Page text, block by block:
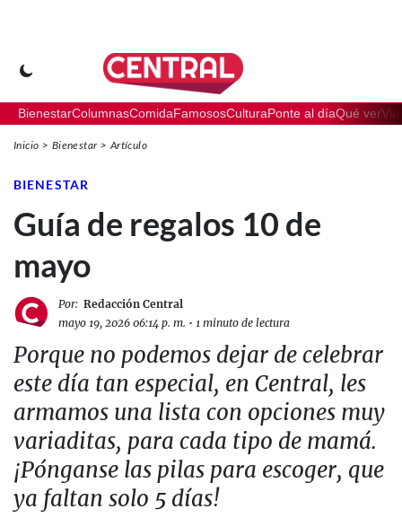
BienestarColumnasComidaFamososCulturaPonte al díaQué ver
Inicio Bienestar Artículo
BIENESTAR
Guía de regalos 10 de
mayo
Por: Redacción Central
mayo 19, 2026 06:14 p. m. • 1 minuto de lectura
Porque no podemos dejar de celebrar
este día tan especial, en Central, les
armamos una lista con opciones muy
variaditas, para cada tipo de mamá.
¡Pónganse las pilas para escoger, que
ya faltan solo 5 días!